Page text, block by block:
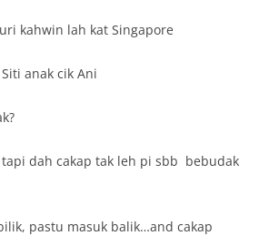
kahwin lah kat Singapore
anak cik Ani
dah cakap tak leh pi sbb bebudak
pastu masuk balik…and cakap